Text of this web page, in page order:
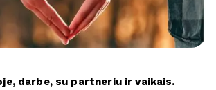
darbe, su partneriu ir vaikais.